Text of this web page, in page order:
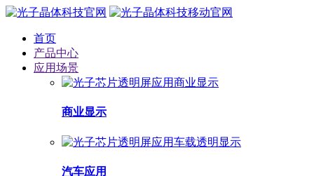
首页
产品中心
应用场景
商业显示
汽车应用